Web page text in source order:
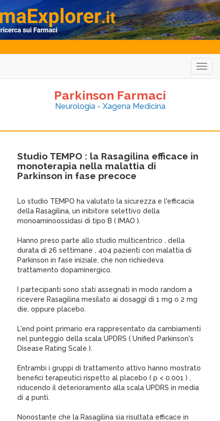
Parkinson Farmaci
Neurologia - Xagena Medicina
Studio TEMPO : la Rasagilina efficace in
monoterapia nella malattia di
Parkinson in fase precoce
Lo studio TEMPO ha valutato la sicurezza e l'efficacia
della Rasagilina, un inibitore selettivo della
monoaminoossidasi di tipo B ( IMAO ).
Hanno preso parte allo studio multicentrico , della
durata di 26 settimane , 404 pazienti con malattia di
Parkinson in fase iniziale, che non richiedeva
trattamento dopaminergico.
I partecipanti sono stati assegnati in modo random a
ricevere Rasagilina mesilato ai dosaggi di 1 mg o 2 mg
die, oppure placebo.
L'end point primario era rappresentato da cambiamenti
nel punteggio della scala UPDRS ( Unified Parkinson's
Disease Rating Scale ).
Entrambi i gruppi di trattamento attivo hanno mostrato
benefici terapeutici rispetto al placebo ( p < 0.001 ) ,
riducendo il deterioramento alla scala UPDRS in media
di 4 punti.
Nonostante che la Rasagilina sia risultata efficace in